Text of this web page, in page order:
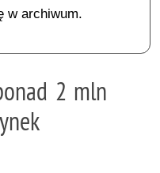
w archiwum.
2 mln